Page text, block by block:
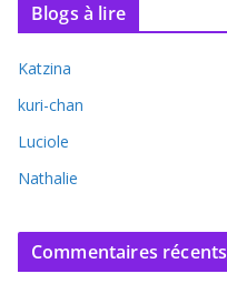
Blogs à lire
Katzina
kuri-chan
Luciole
Nathalie
Commentaires récents